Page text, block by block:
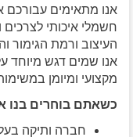
אנו מתאימים
חשמלי איכותי
העיצוב ורמת הגימור
אנו שמים דגש מיוחד
מקצועי ומיומן
כשאתם בוחרים בנו
חברה ותיקה